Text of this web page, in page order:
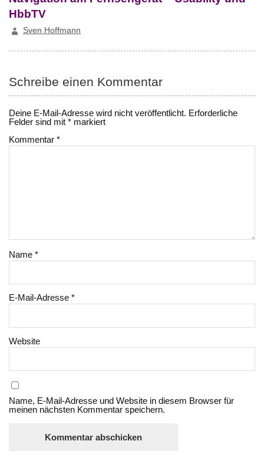
HbbTV
Sven Hoffmann
Schreibe einen Kommentar
Deine E-Mail-Adresse wird nicht veröffentlicht. Erforderliche
Felder sind mit* markiert
Kommentar*
Name*
E-Mail-Adresse*
Website
Name, E-Mail-Adresse und Website in diesem Browser für
meinen nächsten Kommentar speichern.